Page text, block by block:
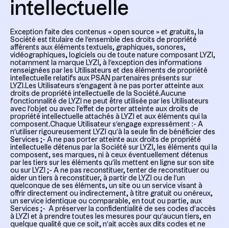
intellectuelle
Exception faite des contenus « open source » et gratuits, la
Société est titulaire de l’ensemble des droits de propriété
afférents aux éléments textuels, graphiques, sonores,
vidéographiques, logiciels ou de toute nature composant LYZI,
notamment la marque LYZI, à l’exception des informations
renseignées par les Utilisateurs et des éléments de propriété
intellectuelle relatifs aux PSAN partenaires présents sur
LYZI.Les Utilisateurs s’engagent à ne pas porter atteinte aux
droits de propriété intellectuelle de la Société.Aucune
fonctionnalité de LYZI ne peut être utilisée par les Utilisateurs
avec l’objet ou avec l’effet de porter atteinte aux droits de
propriété intellectuelle attachés à LYZI et aux éléments qui la
composent.Chaque Utilisateur s’engage expressément :- A
n’utiliser rigoureusement LYZI qu’à la seule fin de bénéficier des
Services ;- A ne pas porter atteinte aux droits de propriété
intellectuelle détenus par la Société sur LYZI, les éléments qui la
composent, ses marques, ni à ceux éventuellement détenus
par les tiers sur les éléments qu’ils mettent en ligne sur son site
ou sur LYZI ;- A ne pas reconstituer, tenter de reconstituer ou
aider un tiers à reconstituer, à partir de LYZI ou de l’un
quelconque de ses éléments, un site ou un service visant à
offrir directement ou indirectement, à titre gratuit ou onéreux,
un service identique ou comparable, en tout ou partie, aux
Services ;- A préserver la confidentialité de ses codes d’accès
à LYZI et à prendre toutes les mesures pour qu’aucun tiers, en
quelque qualité que ce soit, n’ait accès aux dits codes et ne